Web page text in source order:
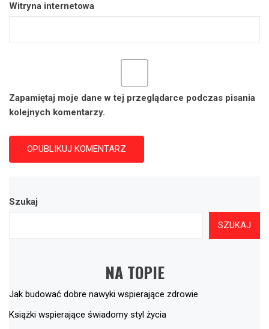
Witryna internetowa
Zapamiętaj moje dane w tej przeglądarce podczas pisania
kolejnych komentarzy.
Szukaj
SZUKAJ
NA TOPIE
Jak budować dobre nawyki wspierające zdrowie
Książki wspierające świadomy styl życia